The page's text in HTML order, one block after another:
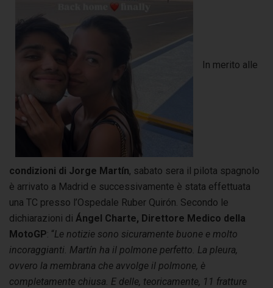
In merito alle
condizioni di Jorge Martín, sabato sera il pilota spagnolo
è arrivato a Madrid e successivamente è stata effettuata
una TC presso l’Ospedale Ruber Quirón. Secondo le
dichiarazioni di Ángel Charte, Direttore Medico della
MotoGP: “Le notizie sono sicuramente buone e molto
incoraggianti. Martín ha il polmone perfetto. La pleura,
ovvero la membrana che avvolge il polmone, è
completamente chiusa. E delle, teoricamente, 11 fratture